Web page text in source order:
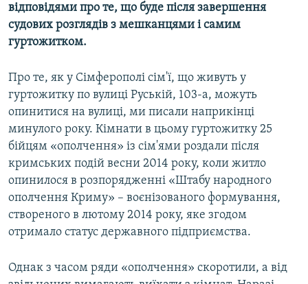
відповідями про те, що буде після завершення
судових розглядів з мешканцями і самим
гуртожитком.
Про те, як у Сімферополі сім'ї, що живуть у
гуртожитку по вулиці Руській, 103-а, можуть
опинитися на вулиці, ми писали наприкінці
минулого року. Кімнати в цьому гуртожитку 25
бійцям «ополчення» із сім'ями роздали після
кримських подій весни 2014 року, коли житло
опинилося в розпорядженні «Штабу народного
ополчення Криму» – воєнізованого формування,
створеного в лютому 2014 року, яке згодом
отримало статус державного підприємства.
Однак з часом ряди «ополчення» скоротили, а від